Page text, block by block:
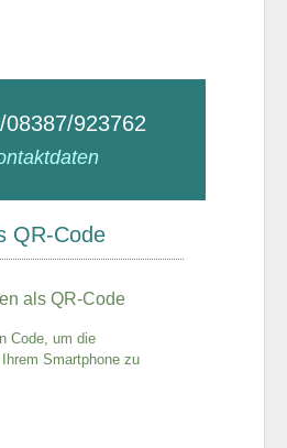
08387/923762
QR-Code
Code, um die
Smartphone zu